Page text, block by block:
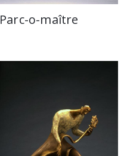
Parc-o-maître